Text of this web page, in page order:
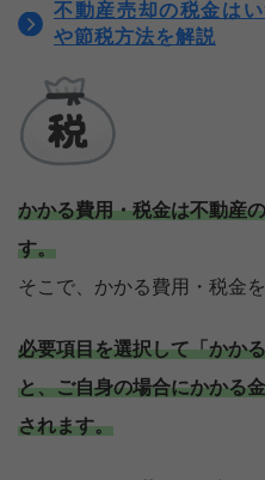
不動産売却の税金は
や節税方法を解説
かかる費用・税金は不動産
す。
そこで、かかる費用・税金
必要項目を選択して「かか
と、ご自身の場合にかかる
されます。